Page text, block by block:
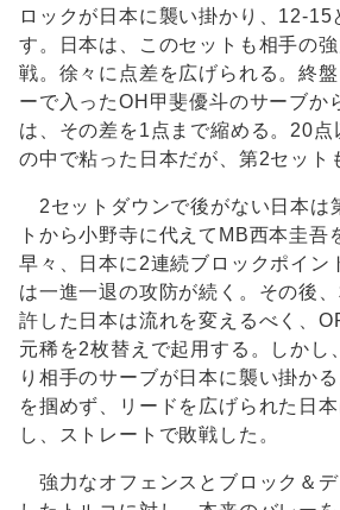
ロックが日本に襲い掛かり、12-15
す。日本は、このセットも相手の
戦。徐々に点差を広げられる。終
ーで入ったOH甲斐優斗のサーブか
は、その差を1点まで縮める。20点
の中で粘った日本だが、第2セット
2セットダウンで後がない日本は
トから小野寺に代えてMB西本圭吾
早々、日本に2連続ブロックポイン
は一進一退の攻防が続く。その後
許した日本は流れを変えるべく、
元稀を2枚替えで起用する。しかし
り相手のサーブが日本に襲い掛か
を掴めず、リードを広げられた日
し、ストレートで敗戦した。
強力なオフェンスとブロック＆